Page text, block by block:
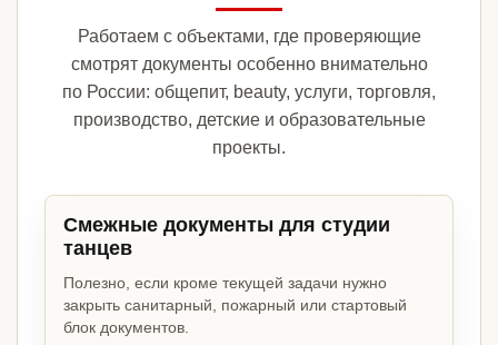
Работаем с объектами, где проверяющие
смотрят документы особенно внимательно
по России: общепит, beauty, услуги, торговля,
производство, детские и образовательные
проекты.
Смежные документы для студии
танцев
Полезно, если кроме текущей задачи нужно
закрыть санитарный, пожарный или стартовый
блок документов.